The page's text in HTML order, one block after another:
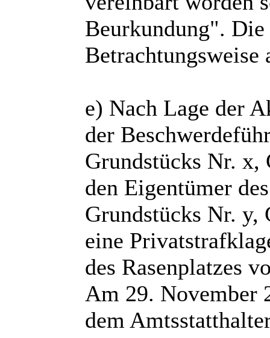
Beurkundung".
Betrachtungsweise
e) Nach Lage der
der
Grundstücks Nr. x,
den Eigentümer
Grundstücks Nr. y,
eine
des Rasenplatzes
Am 29. November
dem